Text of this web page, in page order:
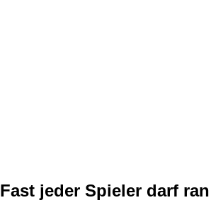
Fast jeder Spieler darf ran